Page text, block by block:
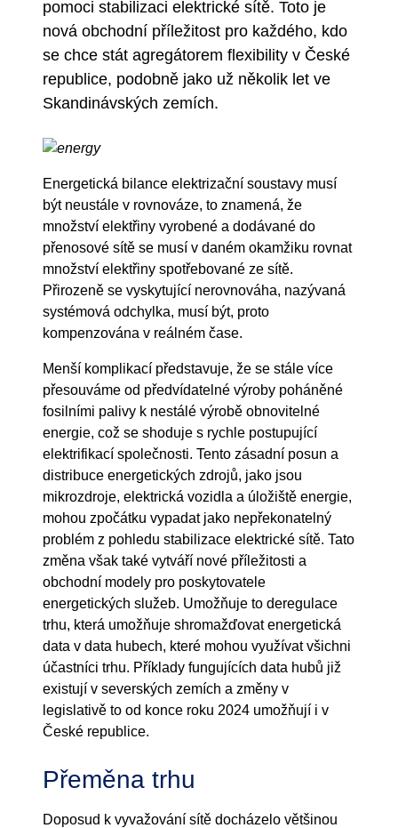
pomoci stabilizaci elektrické sítě. Toto je
nová obchodní příležitost pro každého, kdo
se chce stát agregátorem flexibility v České
republice, podobně jako už několik let ve
Skandinávských zemích.
Energetická bilance elektrizační soustavy musí
být neustále v rovnováze, to znamená, že
množství elektřiny vyrobené a dodávané do
přenosové sítě se musí v daném okamžiku rovnat
množství elektřiny spotřebované ze sítě.
Přirozeně se vyskytující nerovnováha, nazývaná
systémová odchylka, musí být, proto
kompenzována v reálném čase.
Menší komplikací představuje, že se stále více
přesouváme od předvídatelné výroby poháněné
fosilními palivy k nestálé výrobě obnovitelné
energie, což se shoduje s rychle postupující
elektrifikací společnosti. Tento zásadní posun a
distribuce energetických zdrojů, jako jsou
mikrozdroje, elektrická vozidla a úložiště energie,
mohou zpočátku vypadat jako nepřekonatelný
problém z pohledu stabilizace elektrické sítě. Tato
změna však také vytváří nové příležitosti a
obchodní modely pro poskytovatele
energetických služeb. Umožňuje to deregulace
trhu, která umožňuje shromažďovat energetická
data v data hubech, které mohou využívat všichni
účastníci trhu. Příklady fungujících data hubů již
existují v severských zemích a změny v
legislativě to od konce roku 2024 umožňují i ​​v
České republice.
Přeměna trhu
Doposud k vyvažování sítě docházelo většinou